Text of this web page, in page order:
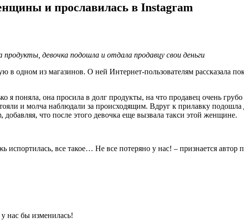
и прославилась в Instagram
девочка подошла и отдала продавцу свои деньги
из магазинов. О ней Интернет-пользователям рассказала
поняла, она просила в долг продукты, на что продавец очень
и молча наблюдали за происходящим. Вдруг к прилавку подошла
что после этого девочка еще вызвала такси этой женщине.
все такое… Не все потеряно у нас! – признается автор
нас бы изменилась!